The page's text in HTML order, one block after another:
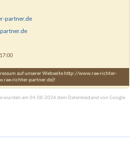
partner.de
auf unserer Webseite http://www.rae-richter-
richter-partner.de)!
wurden am 04.08.2026 dem Datenbestand von Google